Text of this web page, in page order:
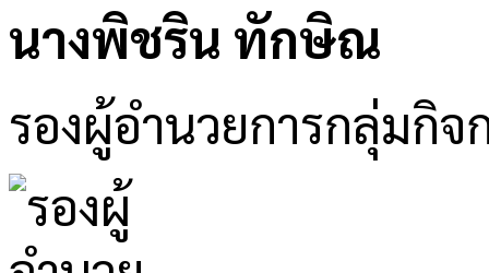
นางพิชริน ทักษิณ
รองผู้อำนวยการกลุ่มกิจ